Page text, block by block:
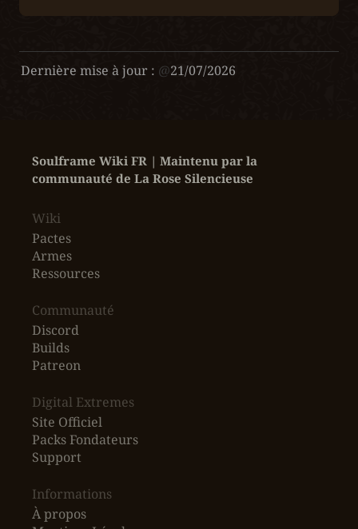
Dernière mise à jour : @21/07/2026
Soulframe Wiki FR | Maintenu par la
communauté de La Rose Silencieuse
Wiki
Pactes
Armes
Ressources
‎Communauté
Discord
Builds
Patreon
Digital Extremes
Site Officiel
Packs Fondateurs
Support
Informations
À propos